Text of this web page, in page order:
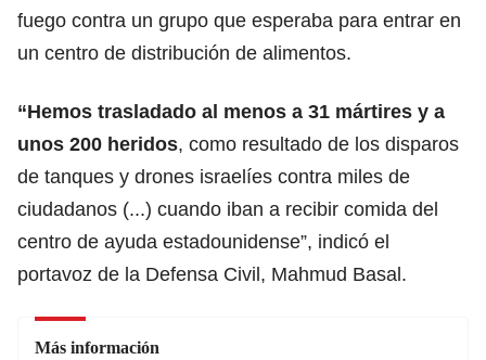
fuego contra un grupo que esperaba para entrar en
un centro de distribución de alimentos.
“Hemos trasladado al menos a 31 mártires y a
unos 200 heridos, como resultado de los disparos
de tanques y drones israelíes contra miles de
ciudadanos (...) cuando iban a recibir comida del
centro de ayuda estadounidense”, indicó el
portavoz de la Defensa Civil, Mahmud Basal.
Más información